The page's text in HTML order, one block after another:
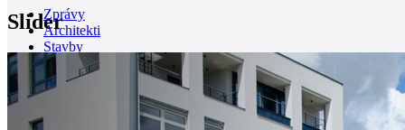
Zprávy
Architekti
Stavby
Katalog
E-shop
Slider